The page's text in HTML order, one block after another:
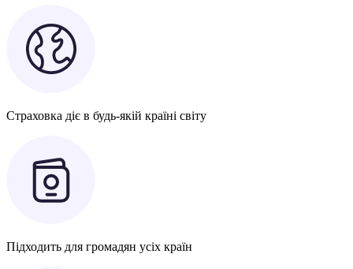
Страховка діє в будь-якій країні світу
Підходить для громадян усіх країн